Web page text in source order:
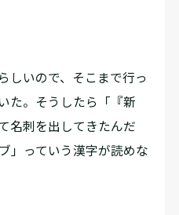
しいので、そこまで行っ
た。そうしたら「『新
名刺を出してきたんだ
」っていう漢字が読めな